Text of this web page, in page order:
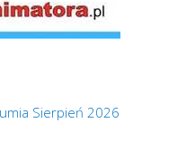
Sierpień 2026